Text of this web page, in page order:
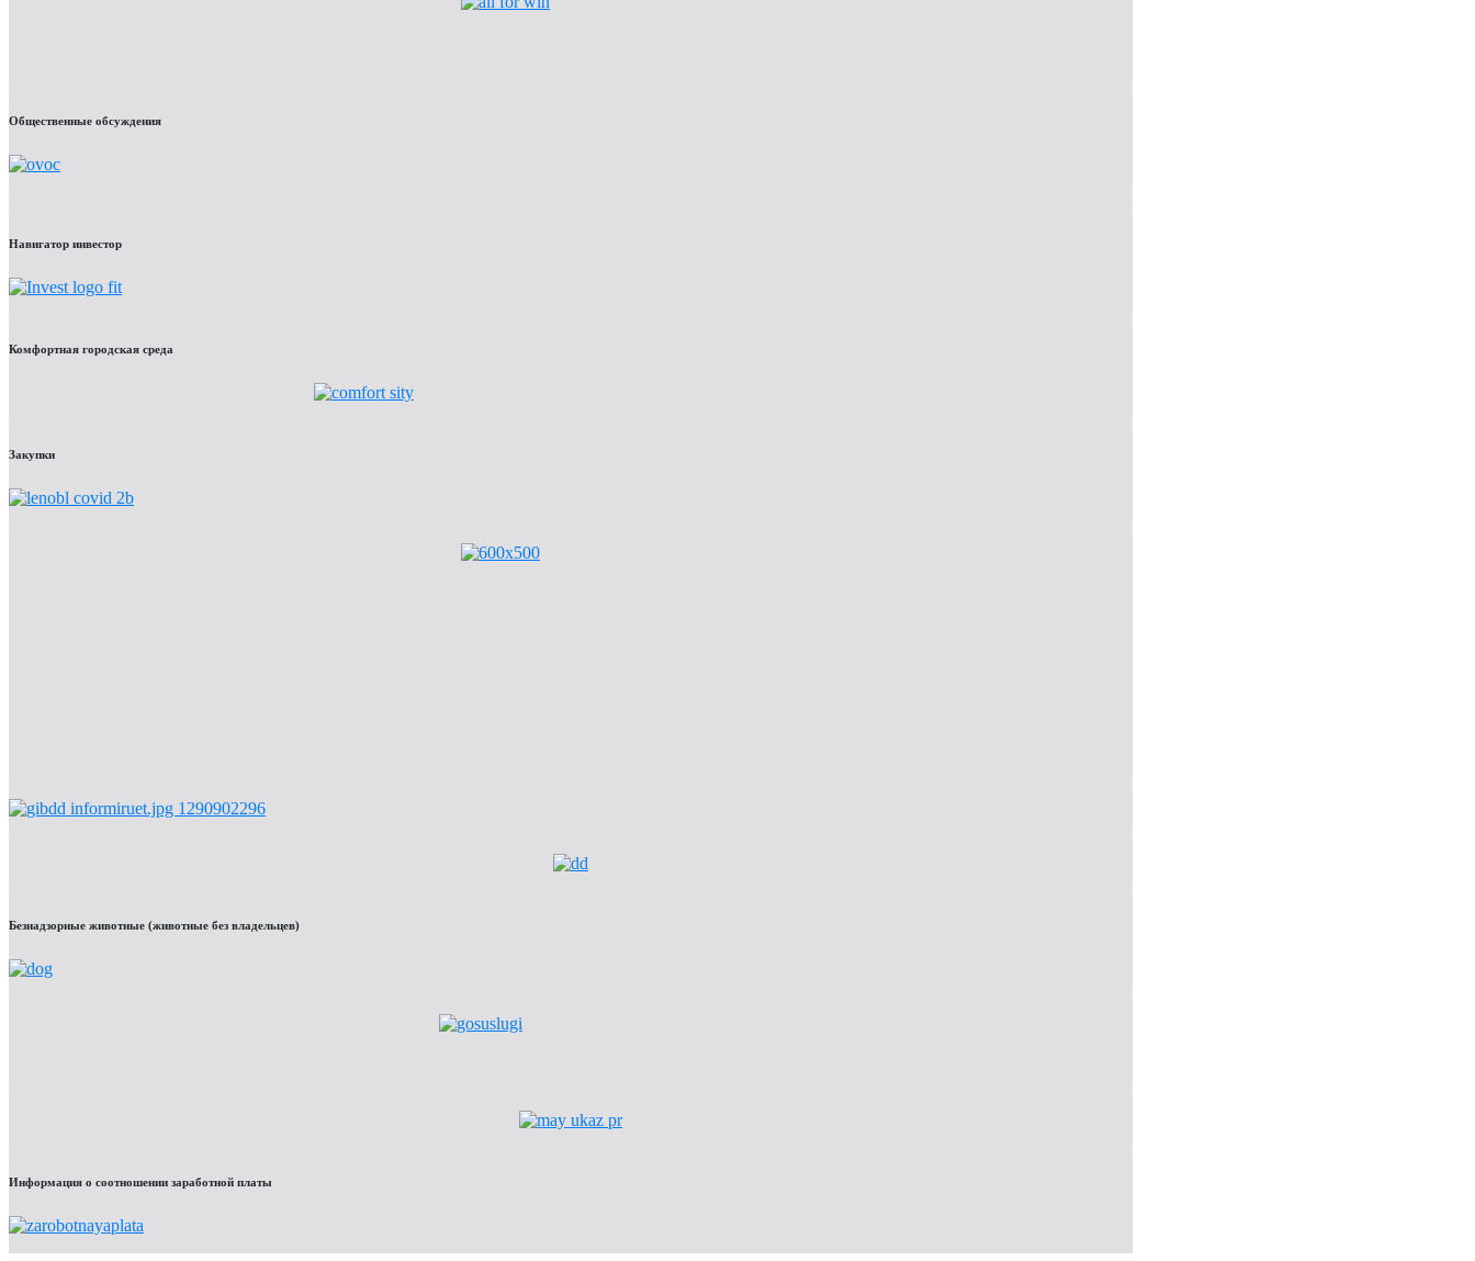
Общественные обсуждения
Навигатор инвестор
Комфортная городская среда
Закупки
Безнадзорные животные (животные без владельцев)
Информация о соотношении заработной платы